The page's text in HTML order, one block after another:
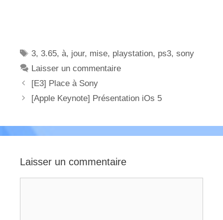
Étiquettes
3,3.65,à, jour, mise, playstation, ps3,sony
Laisser un commentaire
[E3] Place à Sony
[Apple Keynote] Présentation iOs 5
Laisser un commentaire